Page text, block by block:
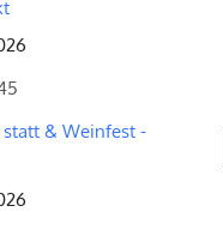
& Weinfest -